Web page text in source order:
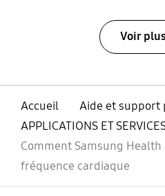
Voir
Accueil
Aide et support
APPLICATIONS ET
Comment Samsung
fréquence cardiaque